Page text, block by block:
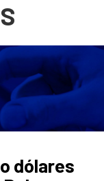
dólares